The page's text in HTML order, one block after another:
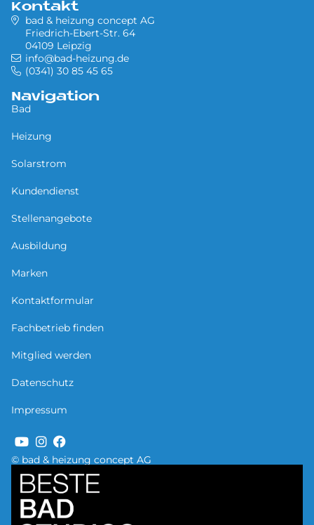
© bad & heizung concept AG
Kontakt
bad & heizung concept AG
Friedrich-Ebert-Str. 64
04109 Leipzig
info@bad-heizung.de
(0341) 30 85 45 65
Navigation
Bad
Heizung
Solarstrom
Kundendienst
Stellenangebote
Ausbildung
Marken
Kontaktformular
Fachbetrieb finden
Mitglied werden
Datenschutz
Impressum